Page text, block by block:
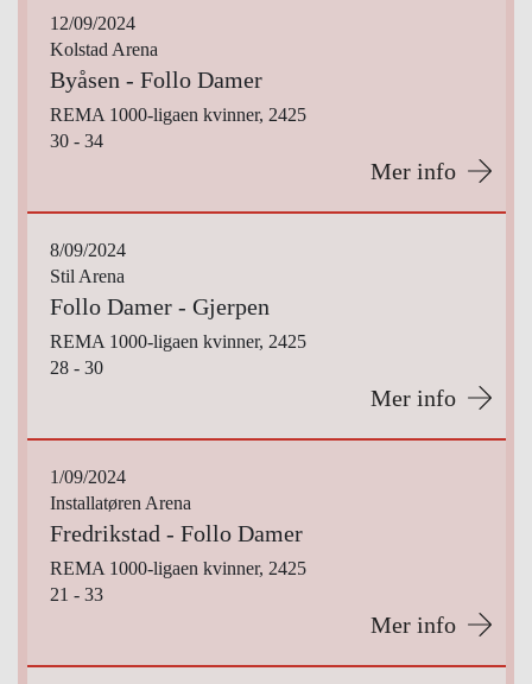
12/09/2024
Kolstad Arena
Byåsen - Follo Damer
REMA 1000-ligaen kvinner, 2425
30 - 34
Mer info
8/09/2024
Stil Arena
Follo Damer - Gjerpen
REMA 1000-ligaen kvinner, 2425
28 - 30
Mer info
1/09/2024
Installatøren Arena
Fredrikstad - Follo Damer
REMA 1000-ligaen kvinner, 2425
21 - 33
Mer info